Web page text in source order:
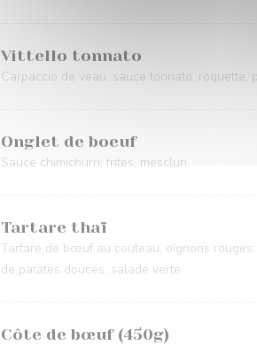
Vittello tonnato
Carpaccio de veau, sauce tonnato, roquette,
Onglet de boeuf
Sauce chimichurri, frites, mesclun
Tartare thaï
Tartare de bœuf au couteau, oignons
de patates douces, salade verte
Côte de bœuf (450g)